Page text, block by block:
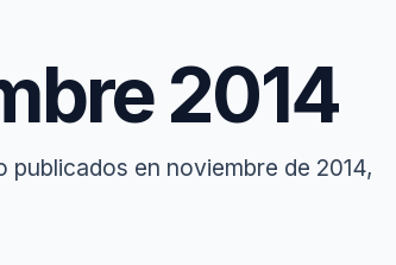
2014
en noviembre de 2014,